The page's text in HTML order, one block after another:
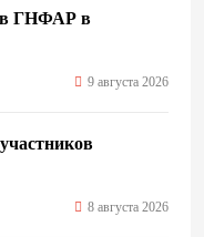
ГНФАР в
9 августа 2026
8 августа 2026